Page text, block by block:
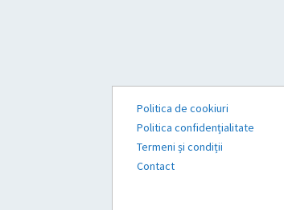
Politica de cookiuri
Politica confidențialitate
Termeni și condiții
Contact